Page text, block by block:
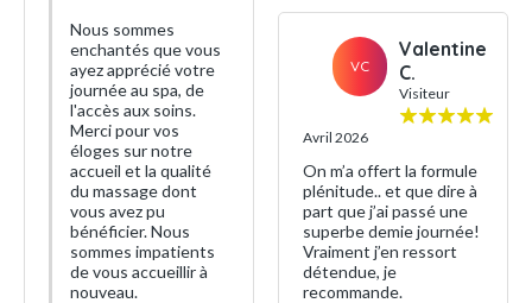
Nous sommes
enchantés que vous
ayez apprécié votre
journée au spa, de
l'accès aux soins.
Merci pour vos
éloges sur notre
accueil et la qualité
du massage dont
vous avez pu
bénéficier. Nous
sommes impatients
de vous accueillir à
nouveau.
VC
Valentine
C.
Visiteur
Avril 2026
On m’a offert la formule
plénitude.. et que dire à
part que j’ai passé une
superbe demie journée!
Vraiment j’en ressort
détendue, je
recommande.